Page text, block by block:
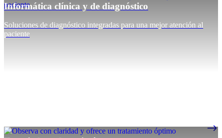
Informática clínica y de diagnóstico
Soluciones de diagnóstico integradas para una mejor atención al
paciente